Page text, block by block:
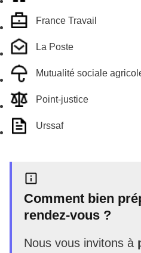
France Travail
La Poste
Mutualité sociale
Point-justice
Urssaf
Comment bien
rendez-vous ?
Nous vous invitons à